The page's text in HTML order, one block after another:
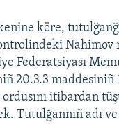
köre,
Nahimov
Federatsiyası
20.3.3 maddesiniñ
itibardan
Tutulğannıñ adı ve